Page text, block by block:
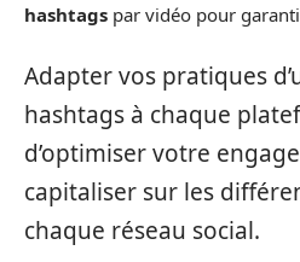
hashtags par vidéo pour
Adapter vos pratiques
hashtags à chaque
d’optimiser votre
capitaliser sur les
chaque réseau social.